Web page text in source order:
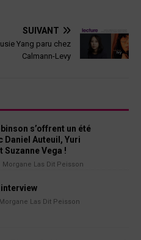
SUIVANT
Yang paru chez
Calmann-Levy
s’offrent un été
Daniel Auteuil, Yuri
Suzanne Vega !
Morgane Las Dit Peisson
interview
Morgane Las Dit Peisson